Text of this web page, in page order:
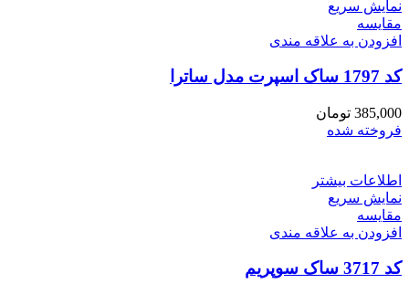
نمایش سریع
مقايسه
افزودن به علاقه مندی
کد 1797 ساک اسپرت مدل ساترا
385,000 تومان
فروخته شده
اطلاعات بیشتر
نمایش سریع
مقايسه
افزودن به علاقه مندی
کد 3717 ساک سوپریم